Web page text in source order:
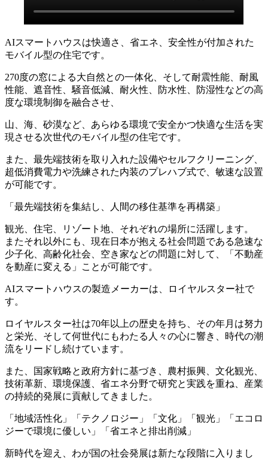
AIスマートハウスは快適さ、省エネ、安全性が付加された
モバイル型の住宅です。
270度の窓による大自然との一体化、そして耐震性能、耐風
性能、遮音性、騒音低減、耐火性、防水性、防湿性などの高
度な環境制御を融合させ、
山、海、砂漠など、あらゆる環境で安全かつ快適な生活を実
現させる次世代のモバイル型の住宅です。
また、最先端技術を取り入れた設備やセルフクリーニング、
超低消費電力や洗練された内装のプレハブ式で、敏速な設置
が可能です。
「最先端技術を集結し、人間の移住基準を再構築」
観光、住宅、リゾート地、それぞれの場所に活躍します。
またそれ以外にも、現在日本が抱える社会問題である急速な
少子化、高齢化社会、空き家などの問題に対して、「不動産
を動産に変える」ことが可能です。
AIスマートハウスの製造メーカーは、ロイヤルスター社で
す。
ロイヤルスター社は70年以上の歴史を持ち、その年月は努力
と栄光、そして何世代にもわたる人々の心に響き、時代の潮
流をリードし続けています。
また、国家戦略と政府方針に基づき、農村振興、文化観光、
技術革新、環境保護、省エネ分野で研究と実践を重ね、産業
の持続的発展に貢献してきました。
「地域活性化」「テクノロジー」「文化」「観光」「エコロ
ジーで環境に優しい」「省エネと排出削減」
新時代を迎え、わが国の社会発展は新たな段階に入りまし